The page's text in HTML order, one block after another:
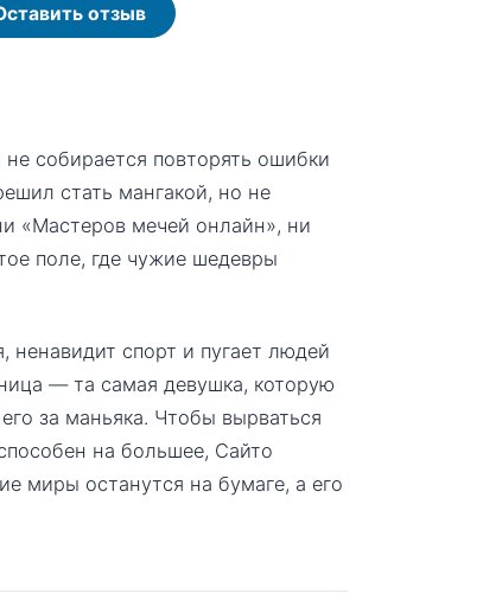
отзыв
собирается повторять ошибки
стать мангакой, но не
«Мастеров мечей онлайн», ни
поле, где чужие шедевры
ненавидит спорт и пугает людей
— та самая девушка, которую
за маньяка. Чтобы вырваться
на большее, Сайто
миры останутся на бумаге, а его